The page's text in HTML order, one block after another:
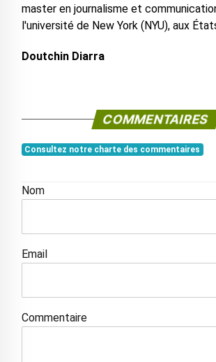
master en journalisme et
l'université de New York (NYU), aux
Doutchin Diarra
COMMENTAIRES
Consultez notre charte des commentaires
Nom
Email
Commentaire